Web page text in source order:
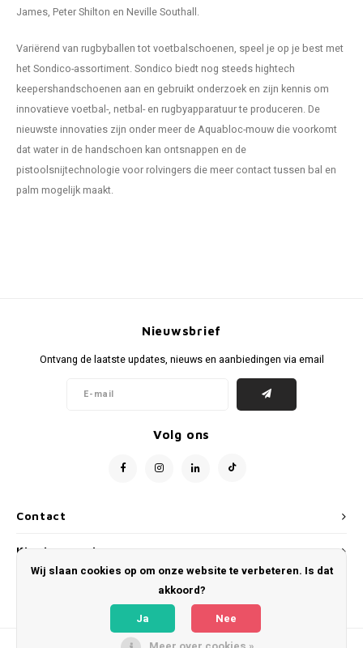
James, Peter Shilton en Neville Southall.
Variërend van rugbyballen tot voetbalschoenen, speel je op je best met
het Sondico-assortiment. Sondico biedt nog steeds hightech
keepershandschoenen aan en gebruikt onderzoek en zijn kennis om
innovatieve voetbal-, netbal- en rugbyapparatuur te produceren. De
nieuwste innovaties zijn onder meer de Aquabloc-mouw die voorkomt
dat water in de handschoen kan ontsnappen en de
pistoolsnijtechnologie voor rolvingers die meer contact tussen bal en
palm mogelijk maakt.
Contact
Nieuwsbrief
Ontvang de laatste updates, nieuws en aanbiedingen via email
Volg ons
Klantenservice
Wij slaan cookies op om onze website te verbeteren. Is dat
akkoord?
Ja
Nee